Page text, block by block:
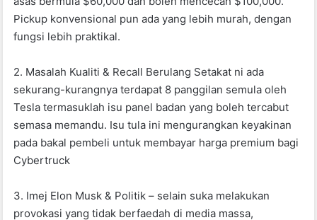
Pickup konvensional pun ada yang lebih murah, dengan
fungsi lebih praktikal.
2. Masalah Kualiti & Recall Berulang Setakat ni ada
sekurang-kurangnya terdapat 8 panggilan semula oleh
Tesla termasuklah isu panel badan yang boleh tercabut
semasa memandu. Isu tula ini mengurangkan keyakinan
pada bakal pembeli untuk membayar harga premium bagi
Cybertruck
3. Imej Elon Musk & Politik – selain suka melakukan
provokasi yang tidak berfaedah di media massa,